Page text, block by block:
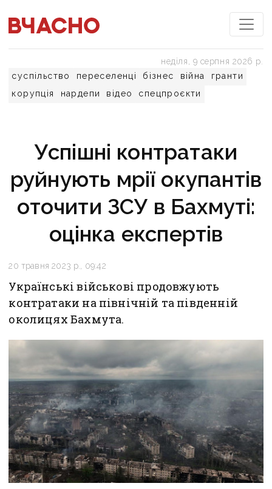
суспільство переселенці бізнес війна
гранти
корупція
нардепи відео спецпроєкти
неділя, 9 серпня 2026 р.
Успішні контратаки
руйнують мрії окупантів
оточити ЗСУ в Бахмуті:
оцінка експертів
20 травня 2023 р., 09:42
Українські військові продовжують
контратаки на північній та південній
околицях Бахмута.